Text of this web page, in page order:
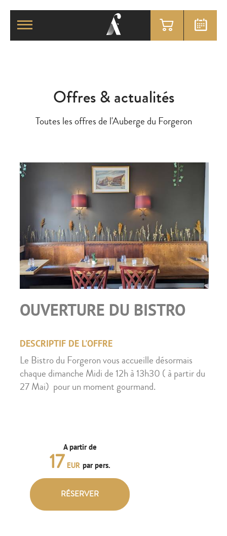
Offres & actualités
Toutes les offres de l'Auberge du Forgeron
OUVERTURE DU BISTRO
DESCRIPTIF DE L'OFFRE
Le Bistro du Forgeron vous accueille désormais
chaque dimanche Midi de 12h à 13h30 ( à partir du
27 Mai) pour un moment gourmand.
A partir de
17 EUR par pers.
RÉSERVER